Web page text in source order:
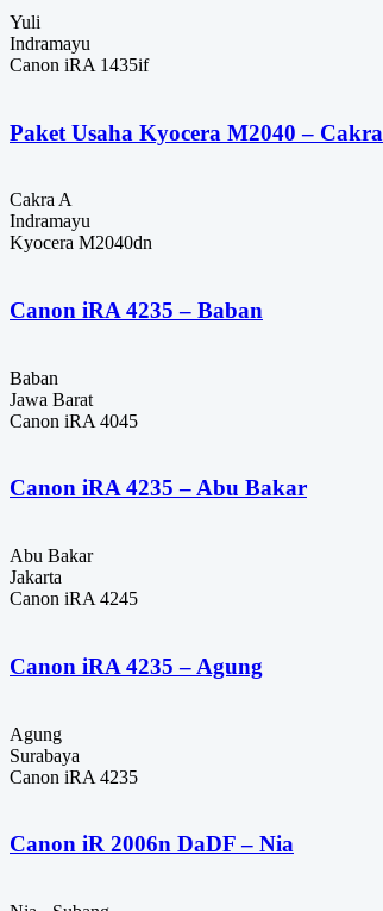
Yuli
Indramayu
Canon iRA 1435if
Paket Usaha Kyocera M2040 – Cakra
Cakra A
Indramayu
Kyocera M2040dn
Canon iRA 4235 – Baban
Baban
Jawa Barat
Canon iRA 4045
Canon iRA 4235 – Abu Bakar
Abu Bakar
Jakarta
Canon iRA 4245
Canon iRA 4235 – Agung
Agung
Surabaya
Canon iRA 4235
Canon iR 2006n DaDF – Nia